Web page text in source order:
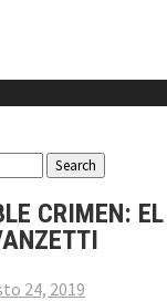
CRIMEN:
24, 2019